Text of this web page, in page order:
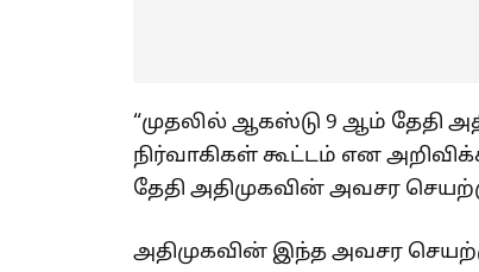
“முதலில் ஆகஸ்டு 9 ஆம் தேதி
நிர்வாகிகள் கூட்டம் என
தேதி அதிமுகவின் அவசர
அதிமுகவின் இந்த அவசர